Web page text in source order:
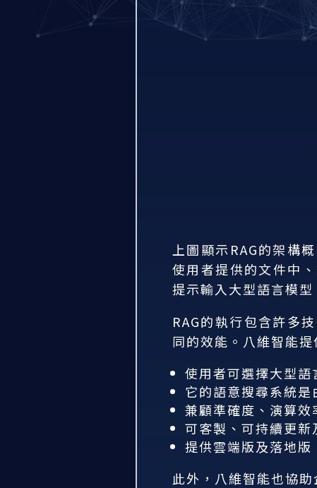
上圖顯示RAG的架構
使用者提供的文件中
提示輸入大型語言模
RAG的執行包含許多
同的效能。八維智能提
使用者可選擇大型
它的語意搜尋系統
兼顧準確度、演算效
可客製、可持續更新
提供雲端版及落地版
此外，八維智能也協